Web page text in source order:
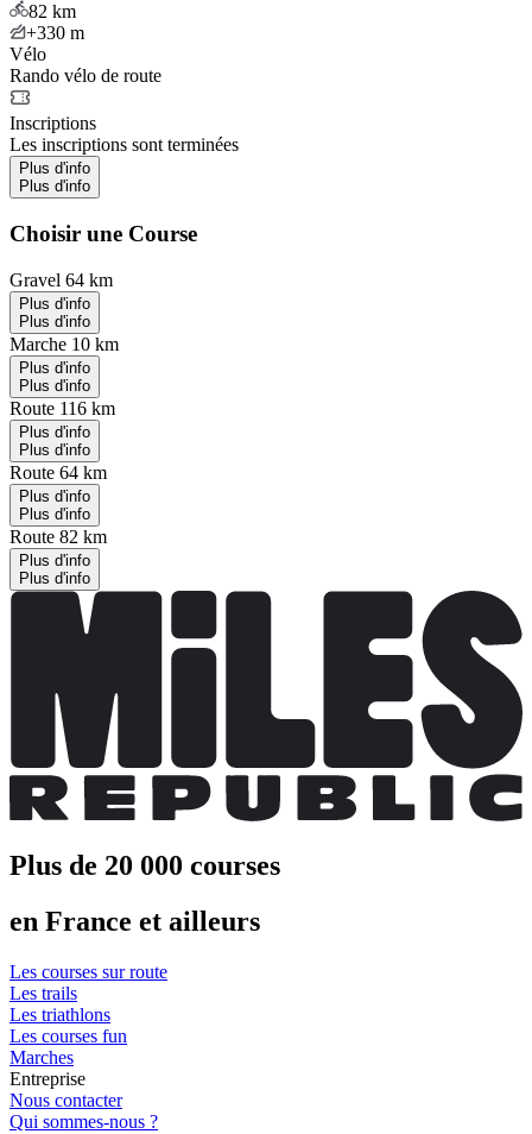
82 km
+330 m
Vélo
Rando vélo de route
Inscriptions
Les inscriptions sont terminées
Plus d'info
Plus d'info
Choisir une Course
Gravel 64 km
Plus d'info
Plus d'info
Marche 10 km
Plus d'info
Plus d'info
Route 116 km
Plus d'info
Plus d'info
Route 64 km
Plus d'info
Plus d'info
Route 82 km
Plus d'info
Plus d'info
Plus de 20 000 courses
en France et ailleurs
Les courses sur route
Les trails
Les triathlons
Les courses fun
Marches
Entreprise
Nous contacter
Qui sommes-nous ?